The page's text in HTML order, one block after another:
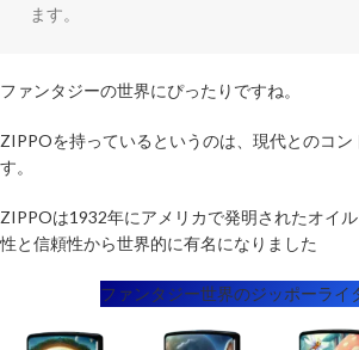
ファンタジーの世界にぴったりですね。
ZIPPOを持っているというのは、現代とのコ
す。
ZIPPOは1932年にアメリカで発明されたオイ
性と信頼性から世界的に有名になりました
ファンタジー世界のジッポーライ